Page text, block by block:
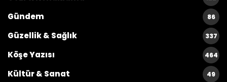
Gündem 86
Güzellik & Sağlık 337
Köşe Yazısı 464
Kültür & Sanat 49